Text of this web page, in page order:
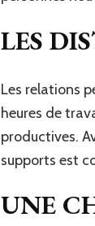
LES
Les relations
heures de
productives.
supports est
UNE